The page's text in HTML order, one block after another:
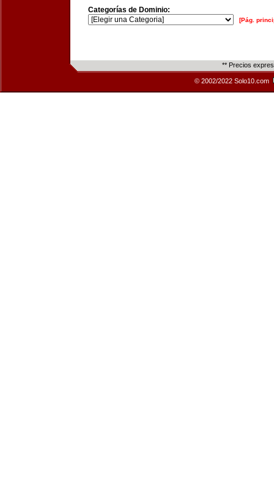
Categorías de Dominio:
[Pág.
** Precios
© 2002/2022 Solo10.com